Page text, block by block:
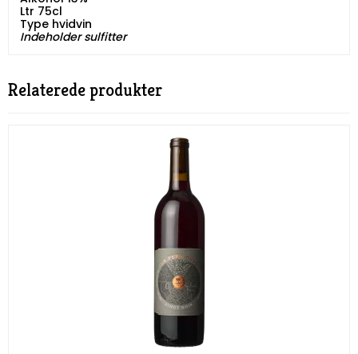
Ltr 75cl
Type hvidvin
Indeholder sulfitter
Relaterede produkter